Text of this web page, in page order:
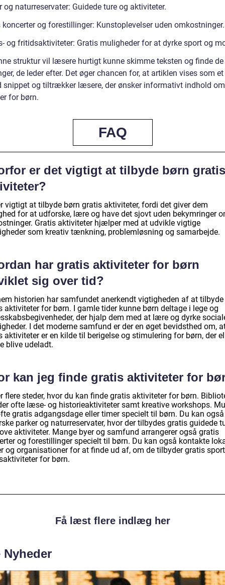
og naturreservater: Guidede ture og aktiviteter.
og forestillinger: Kunstoplevelser uden omkostninger.
og fritidsaktiviteter: Gratis muligheder for at dyrke sport og
struktur vil læsere hurtigt kunne skimme teksten og finde de
de leder efter. Det øger chancen for, at artiklen vises som et
snippet og tiltrækker læsere, der ønsker informativt indhold
for børn.
FAQ
er det vigtigt at tilbyde børn gratis
vigtigt at tilbyde børn gratis aktiviteter, fordi det giver dem
for at udforske, lære og have det sjovt uden bekymringer
Gratis aktiviteter hjælper med at udvikle vigtige
som kreativ tænkning, problemløsning og samarbejde.
har gratis aktiviteter for børn
sig over tid?
historien har samfundet anerkendt vigtigheden af at tilbyde
aktiviteter for børn. I gamle tider kunne børn deltage i lege og
der hjalp dem med at lære og dyrke
I det moderne samfund er der en øget bevidsthed om,
aktiviteter er en kilde til berigelse og stimulering for børn, der
blive udeladt.
kan jeg finde gratis aktiviteter for
flere steder, hvor du kan finde gratis aktiviteter for børn.
ofte læse- og historieaktiviteter samt kreative workshops.
gratis adgangsdage eller timer specielt til børn. Du kan også
parker og naturreservater, hvor der tilbydes gratis guidede
aktiviteter. Mange byer og samfund arrangerer også gratis
og forestillinger specielt til børn. Du kan også kontakte
og organisationer for at finde ud af, om de tilbyder gratis
for børn.
Få læst flere indlæg her
Nyheder